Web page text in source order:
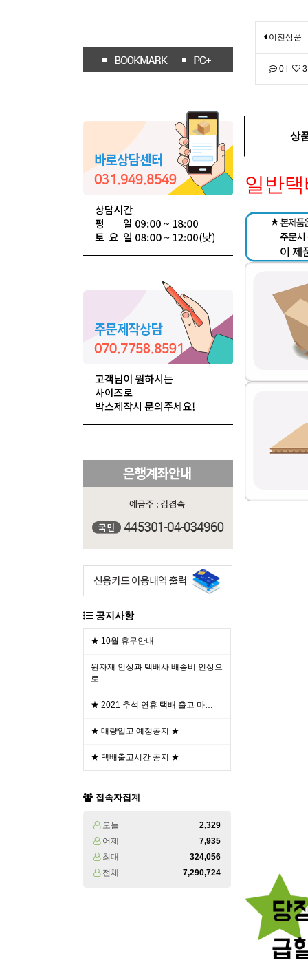
공지사항
★ 10월 휴무안내
원자재 인상과 택배사 배송비 인상으
로…
★ 2021 추석 연휴 택배 출고 마…
★ 대량입고 예정공지 ★
★ 택배출고시간 공지 ★
접속자집계
오늘
2,329
어제
7,935
최대
324,056
전체
7,290,724
이전상품
0 3
상
일반